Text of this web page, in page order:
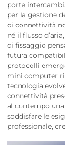
porte
per la gestione
di connettività
né il flusso
di fissaggio
futura
protocolli
mini computer
tecnologia
connettività
al contempo
soddisfare le
professionale,